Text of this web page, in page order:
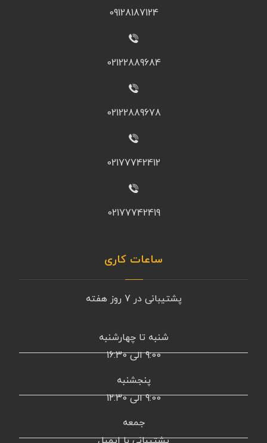
09128187124
02122889684
02122889678
02177742412
02177742419
ساعات کاری
پشتیبانی در 7 روز هفته
شنبه تا چهارشنبه
9:00 الی 16:30
پنجشنبه
9:00 الی 1۲:30
جمعه